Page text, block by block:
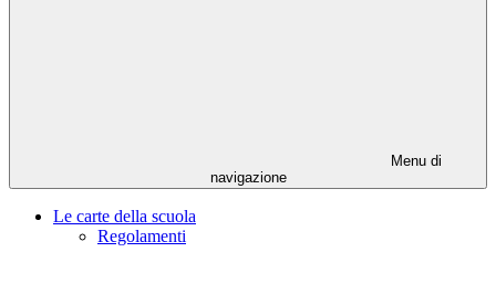
Menu di
navigazione
Le carte della scuola
Regolamenti